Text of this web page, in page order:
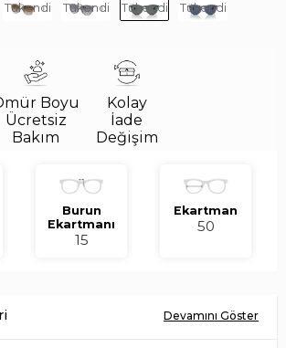
Tükendi Tükendi Tükendi Tükendi
Boyu
Ücretsiz
Bakım
Kolay
İade
Değişim
Burun
Ekartmanı
15
Ekartman
50